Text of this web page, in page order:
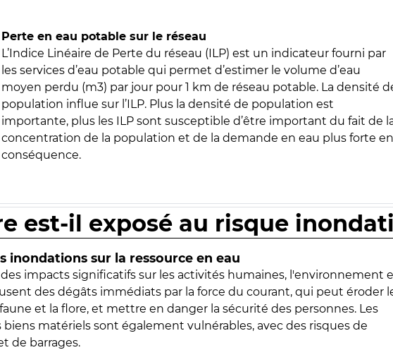
Perte en eau potable sur le réseau
L’Indice Linéaire de Perte du réseau (ILP) est un indicateur fourni par
les services d’eau potable qui permet d’estimer le volume d’eau
moyen perdu (m3) par jour pour 1 km de réseau potable. La densité
population influe sur l’ILP. Plus la densité de population est
importante, plus les ILP sont susceptible d’être important du fait de
concentration de la population et de la demande en eau plus forte en
conséquence.
est-il exposé au risque
inondations sur la ressource en eau
impacts significatifs sur les activités humaines, l'environnement
des dégâts immédiats par la force du courant, qui peut éroder
et la flore, et mettre en danger la sécurité des personnes. Les
matériels sont également vulnérables, avec des risques de
de barrages.